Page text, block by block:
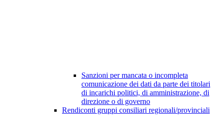
Sanzioni per mancata o incompleta
comunicazione dei dati da parte dei titolari
di incarichi politici, di amministrazione, di
direzione o di governo
Rendiconti gruppi consiliari regionali/provinciali